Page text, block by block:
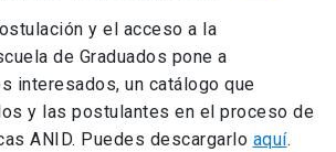
y el acceso a la
de Graduados pone a
interesados, un catálogo que
y las postulantes en el proceso de
ANID. Puedes descargarlo aquí.